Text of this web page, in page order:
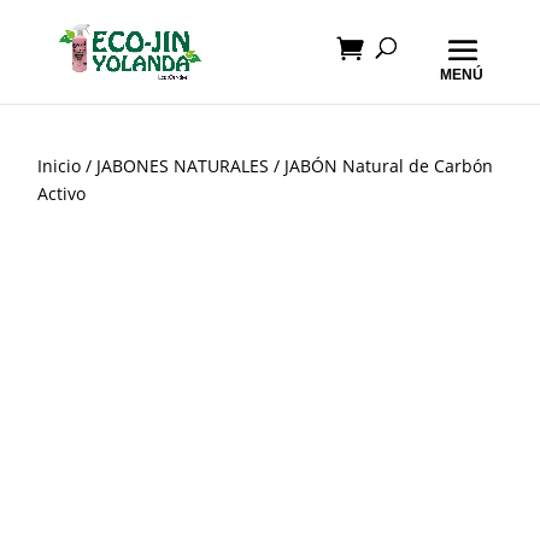
Inicio / JABONES NATURALES / JABÓN Natural de Carbón
Activo